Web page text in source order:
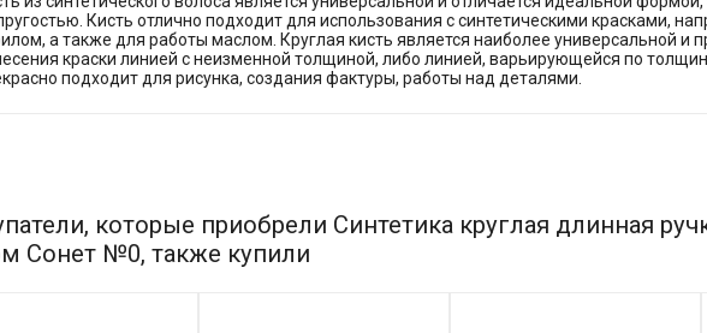
Кисть отлично подходит для использования с синтетическими красками,
а также для работы маслом. Круглая кисть является наиболее универсальной и
краски линией с неизменной толщиной, либо линией, варьирующейся по
подходит для рисунка, создания фактуры, работы над деталями.
которые приобрели Синтетика круглая длинная
Сонет №0, также купили